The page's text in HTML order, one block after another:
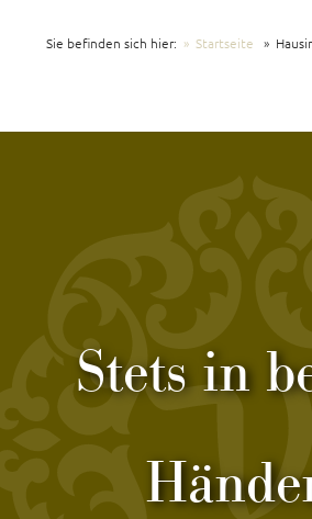
Sie befinden sich hier: Startseite
Stets in